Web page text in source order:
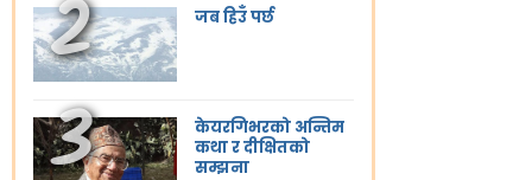
जब हिउँ पर्छ
केयरगिभरको अन्तिम
कथा र दीक्षितको
सम्झना